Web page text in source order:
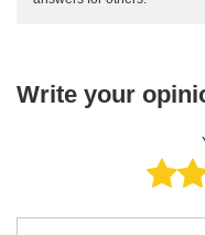
Write your